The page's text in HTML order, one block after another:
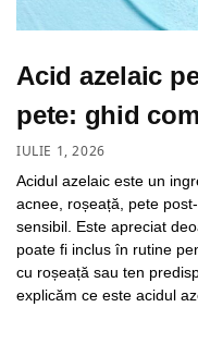
Acid azelaic
pete: ghid
IULIE 1, 2026
Acidul azelaic este un
acnee, roșeață, pete
sensibil. Este apreciat
poate fi inclus în rutine
cu roșeață sau ten
explicăm ce este acidul